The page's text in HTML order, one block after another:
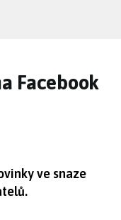
Facebook
ve snaze